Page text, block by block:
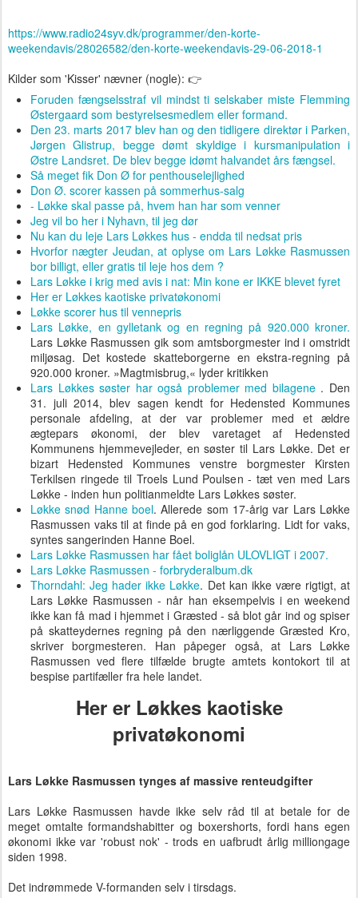
https://www.radio24syv.dk/programmer/den-korte-
weekendavis/28026582/den-korte-weekendavis-29-06-2018-1
Kilder som 'Kisser' nævner (nogle): 👉
Foruden fængselsstraf vil mindst ti selskaber miste Flemming
Østergaard som bestyrelsesmedlem eller formand.
Den 23. marts 2017 blev han og den tidligere direktør i Parken,
Jørgen Glistrup, begge dømt skyldige i kursmanipulation i
Østre Landsret. De blev begge idømt halvandet års fængsel.
Så meget fik Don Ø for penthouselejlighed
Don Ø. scorer kassen på sommerhus-salg
- Løkke skal passe på, hvem han har som venner
Jeg vil bo her i Nyhavn, til jeg dør
Nu kan du leje Lars Løkkes hus - endda til nedsat pris
Hvorfor nægter Jeudan, at oplyse om Lars Løkke Rasmussen
bor billigt, eller gratis til leje hos dem ?
Lars Løkke i krig med avis i nat: Min kone er IKKE blevet fyret
Her er Løkkes kaotiske privatøkonomi
Løkke scorer hus til vennepris
Lars Løkke, en gylletank og en regning på 920.000 kroner.
Lars Løkke Rasmussen gik som amtsborgmester ind i omstridt
miljøsag. Det kostede skatteborgerne en ekstra-regning på
920.000 kroner. »Magtmisbrug,« lyder kritikken
Lars Løkkes søster har også problemer med bilagene . Den
31. juli 2014, blev sagen kendt for Hedensted Kommunes
personale afdeling, at der var problemer med et ældre
ægtepars økonomi, der blev varetaget af Hedensted
Kommunens hjemmevejleder, en søster til Lars Løkke. Det er
bizart Hedensted Kommunes venstre borgmester Kirsten
Terkilsen ringede til Troels Lund Poulsen - tæt ven med Lars
Løkke - inden hun politianmeldte Lars Løkkes søster.
Løkke snød Hanne boel. Allerede som 17-årig var Lars Løkke
Rasmussen vaks til at finde på en god forklaring. Lidt for vaks,
syntes sangerinden Hanne Boel.
Lars Løkke Rasmussen har fået boliglån ULOVLIGT i 2007.
Lars Løkke Rasmussen - forbryderalbum.dk
Thorndahl: Jeg hader ikke Løkke. Det kan ikke være rigtigt, at
Lars Løkke Rasmussen - når han eksempelvis i en weekend
ikke kan få mad i hjemmet i Græsted - så blot går ind og spiser
på skatteydernes regning på den nærliggende Græsted Kro,
skriver borgmesteren. Han påpeger også, at Lars Løkke
Rasmussen ved flere tilfælde brugte amtets kontokort til at
bespise partifæller fra hele landet.
Her er Løkkes kaotiske
privatøkonomi
Lars Løkke Rasmussen tynges af massive renteudgifter
Lars Løkke Rasmussen havde ikke selv råd til at betale for de
meget omtalte formandshabitter og boxershorts, fordi hans egen
økonomi ikke var 'robust nok' - trods en uafbrudt årlig milliongage
siden 1998.
Det indrømmede V-formanden selv i tirsdags.